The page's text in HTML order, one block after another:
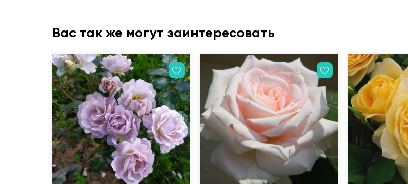
Вас так же могут заинтересовать